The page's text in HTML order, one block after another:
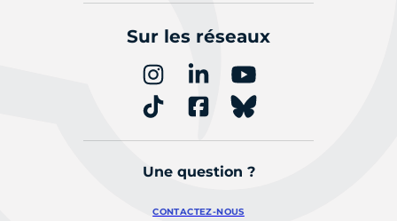
Sur les réseaux
Une question ?
CONTACTEZ-NOUS